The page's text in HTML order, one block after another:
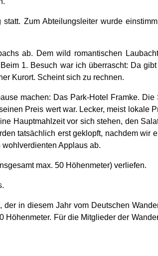
Zum Abteilungsleiter wurde
ab. Dem wild romantischen
1. Besuch war ich überrascht: Da
Kurort. Scheint sich zu rechnen.
machen: Das Park-Hotel Framke.
Preis wert war. Lecker, meist lokale
Hauptmahlzeit vor sich stehen, den
tatsächlich erst geklopft, nachdem wir
Applaus ab.
max. 50 Höhenmeter) verliefen.
in diesem Jahr vom Deutschen
Für die Mitglieder der